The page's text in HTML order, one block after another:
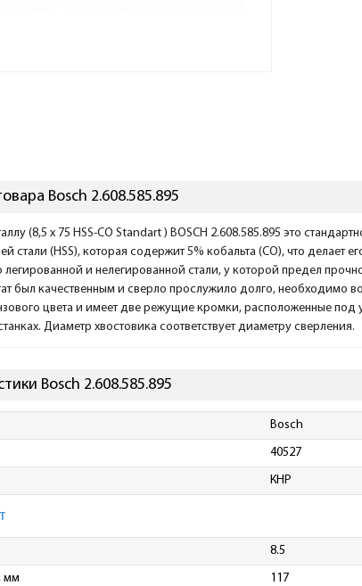
Bosch 2.608.585.895
(8,5 x 75 HSS-CO Standart ) BOSCH 2.608.585.895 это
стали (HSS), которая содержит 5% кобальта (CO), что
легированной и нелегированной стали, у которой предел
был качественным и сверло прослужило долго,
цвета и имеет две режущие кромки, расположенные
Диаметр хвостовика соответствует диаметру сверления.
Bosch 2.608.585.895
Bosch
40527
КНР
8.5
мм 117